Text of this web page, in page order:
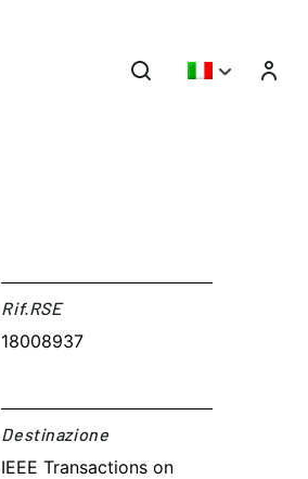
Rif.RSE​
18008937
Destinazione​
IEEE Transactions on